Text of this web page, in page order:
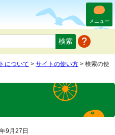
メニュー
について > サイトの使い方 > 検索の使
9月27日